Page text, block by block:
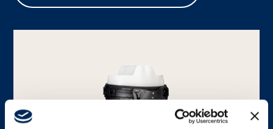
Acerca de nosotros
Media